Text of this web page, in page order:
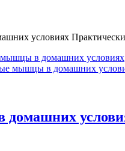
условиях
мышцы в домашних условиях
мышцы в домашних
домашних